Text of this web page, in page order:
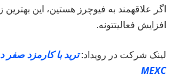
اگر علاقهمند به فیوچرز هستین، این
افزایش فعالیتتونه.
لینک شرکت در رویداد:ترید با کارمزد
MEXC